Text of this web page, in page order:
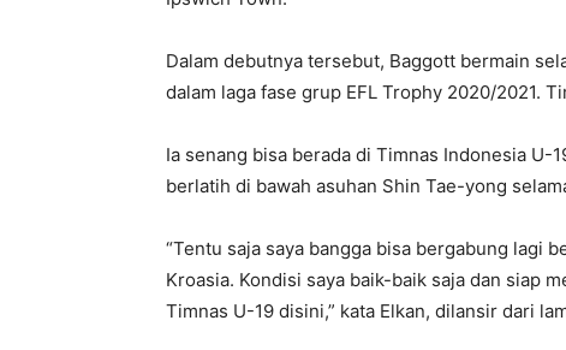
Dalam debutnya tersebut, Baggott bermain
dalam laga fase grup EFL Trophy 2020/2021.
Ia senang bisa berada di Timnas Indonesia U-
berlatih di bawah asuhan Shin Tae-yong
“Tentu saja saya bangga bisa bergabung lagi
Kroasia. Kondisi saya baik-baik saja dan siap
Timnas U-19 disini,” kata Elkan, dilansir dari